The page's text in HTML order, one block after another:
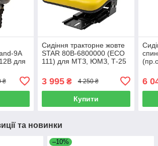
9A
для
69905-
₴
Сидіння тракторне жовте
STAR 80В-6800000 (ECO
111) для МТЗ, ЮМЗ, Т-25
3 995₴ 4 250 ₴
Купити
6
та новинки
–10%